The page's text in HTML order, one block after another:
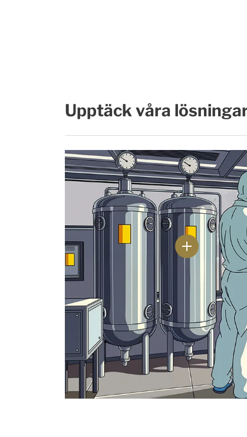
Upptäck våra